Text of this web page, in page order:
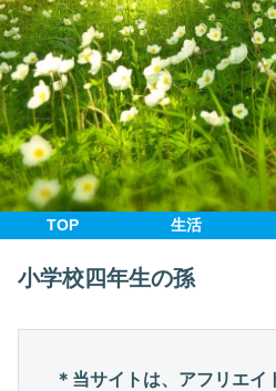
TOP 生活
小学校四年生の孫
＊当サイトは、アフリエ